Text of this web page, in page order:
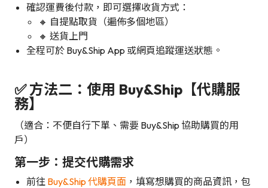
確認運費後付款，即可選擇收貨方式：
🔸 自提點取貨（遍佈多個地區）
🔸 送貨上門
全程可於 Buy&Ship App 或網頁追蹤運送狀態。
✅ 方法二：使用 Buy&Ship【代購服
務】
（適合：不便自行下單、需要 Buy&Ship 協助購買的用
戶）
第一步：提交代購需求
前往 Buy&Ship 代購頁面 ，填寫想購買的商品資訊，包